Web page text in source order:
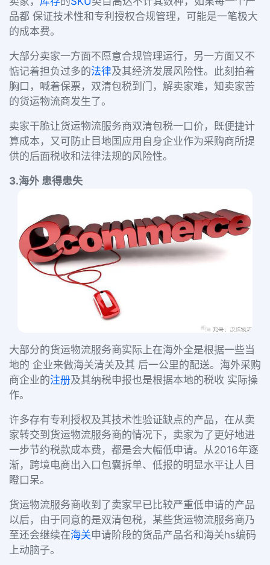
品都 保证技术性和专利授权合规管理，可能是一笔极大
的成本费。
大部分卖家一方面不愿意合规管理运行，另一方面又不
惦记着担负过多的法律及其经济发展风险性。此刻拍着
胸口，喊着保票，双清包税到门，解卖家难，知卖家苦
的货运物流商发生了。
卖家干脆让货运物流服务商双清包税一口价，既便捷计
算成本，又可防止目地国应用自身企业作为采购商所提
供的后面税收和法律法规的风险性。
3.海外 患得患失
大部分的货运物流服务商实际上在海外全是根据一些当
地的 企业来做海关清关及其 后一公里的配送。海外采购
商企业的注册及其纳税申报也是根据本地的税收 实际操
作。
许多存有专利授权及其技术性验证缺点的产品，在从卖
家转交到货运物流服务商的情况下，卖家为了更好地进
一步节约税款成本费，都是会大幅低申请。从2016年逐
渐，跨境电商出入口包囊拆单、低报的明显水平让人目
瞪口呆。
货运物流服务商收到了卖家早已比较严重低申请的产品
以后，由于同意的是双清包税，某些货运物流服务商乃
至还会继续在海关申请阶段的货品产品名和海关hs编码
上动脑子。